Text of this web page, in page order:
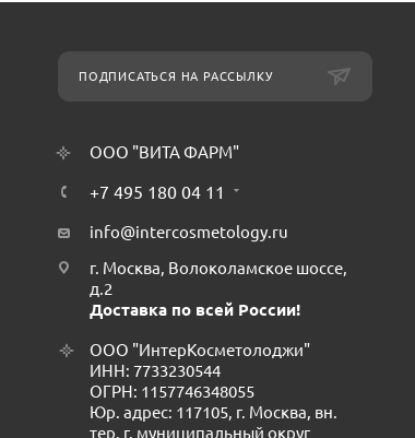
ПОДПИСАТЬСЯ НА РАССЫЛКУ
ООО "ВИТА ФАРМ"
+7 495 180 04 11
info@intercosmetology.ru
г. Москва, Волоколамское шоссе,
д.2
Доставка по всей России!
ООО "ИнтерКосметолоджи"
ИНН: 7733230544
ОГРН: 1157746348055
Юр. адрес: 117105, г. Москва, вн.
тер. г. муниципальный округ